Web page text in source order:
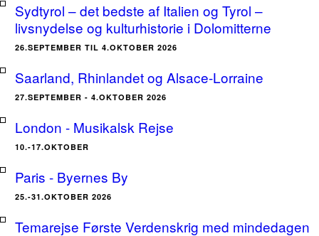
Sydtyrol – det bedste af Italien og Tyrol –
livsnydelse og kulturhistorie i Dolomitterne
26.SEPTEMBER TIL 4.OKTOBER 2026
Saarland, Rhinlandet og Alsace-Lorraine
27.SEPTEMBER - 4.OKTOBER 2026
London - Musikalsk Rejse
10.-17.OKTOBER
Paris - Byernes By
25.-31.OKTOBER 2026
Temarejse Første Verdenskrig med mindedagen